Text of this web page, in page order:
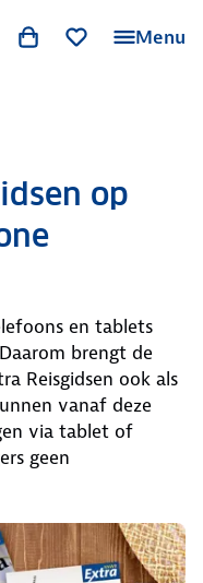
Menu
op
en tablets
brengt de
Reisgidsen ook als
vanaf deze
via tablet of
geen